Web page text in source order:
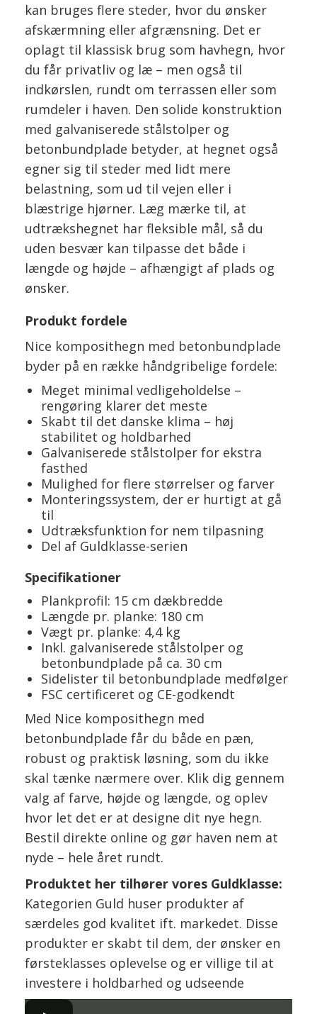
kan bruges flere steder, hvor du ønsker
afskærmning eller afgrænsning. Det er
oplagt til klassisk brug som havhegn, hvor
du får privatliv og læ – men også til
indkørslen, rundt om terrassen eller som
rumdeler i haven. Den solide konstruktion
med galvaniserede stålstolper og
betonbundplade betyder, at hegnet også
egner sig til steder med lidt mere
belastning, som ud til vejen eller i
blæstrige hjørner. Læg mærke til, at
udtrækshegnet har fleksible mål, så du
uden besvær kan tilpasse det både i
længde og højde – afhængigt af plads og
ønsker.
Produkt fordele
Nice komposithegn med betonbundplade
byder på en række håndgribelige fordele:
Meget minimal vedligeholdelse –
rengøring klarer det meste
Skabt til det danske klima – høj
stabilitet og holdbarhed
Galvaniserede stålstolper for ekstra
fasthed
Mulighed for flere størrelser og farver
Monteringssystem, der er hurtigt at gå
til
Udtræksfunktion for nem tilpasning
Del af Guldklasse-serien
Specifikationer
Plankprofil: 15 cm dækbredde
Længde pr. planke: 180 cm
Vægt pr. planke: 4,4 kg
Inkl. galvaniserede stålstolper og
betonbundplade på ca. 30 cm
Sidelister til betonbundplade medfølger
FSC certificeret og CE-godkendt
Med Nice komposithegn med
betonbundplade får du både en pæn,
robust og praktisk løsning, som du ikke
skal tænke nærmere over. Klik dig gennem
valg af farve, højde og længde, og oplev
hvor let det er at designe dit nye hegn.
Bestil direkte online og gør haven nem at
nyde – hele året rundt.
Produktet her tilhører vores Guldklasse:
Kategorien Guld huser produkter af
særdeles god kvalitet ift. markedet. Disse
produkter er skabt til dem, der ønsker en
førsteklasses oplevelse og er villige til at
investere i holdbarhed og udseende